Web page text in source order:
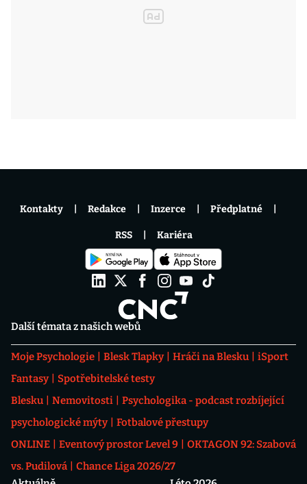
Další témata z našich webů
Moje Psychologie Blesk Tlapky Hráči na Blesku
iSport
Fantasy
Spotřebitelské testy
Blesku
Nemovitosti
Psychologika - podcast rozbíjející
psychologické mýty
Fotbalové přestupy
ONLINE
Eventový prostor Level 9
OKTAGON 92: Szabová
vs. Pudilová
Chance Liga 2026/27
Kontakty Redakce Inzerce Předplatné
RSS Kariéra